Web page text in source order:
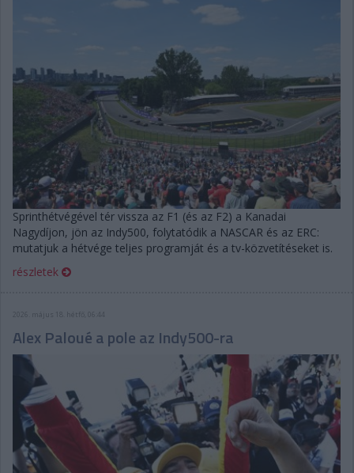
Sprinthétvégével tér vissza az F1 (és az F2) a Kanadai
Nagydíjon, jön az Indy500, folytatódik a NASCAR és az ERC:
mutatjuk a hétvége teljes programját és a tv-közvetítéseket is.
részletek
2026. május 18. hétfő, 06:44
Alex Paloué a pole az Indy500-ra